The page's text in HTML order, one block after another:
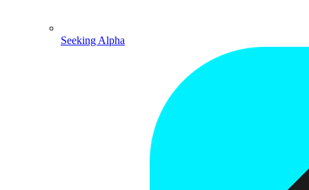
Seeking Alpha